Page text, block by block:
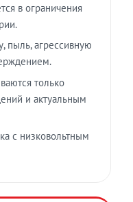
в ограничения
пыль, агрессивную
только
и актуальным
с низковольтным